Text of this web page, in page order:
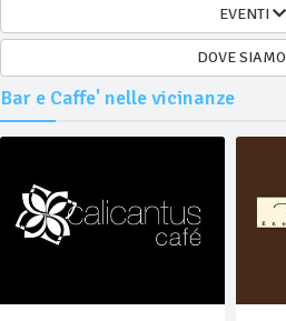
EVENTI
DOVE SIAMO
Bar e Caffe' nelle vicinanze